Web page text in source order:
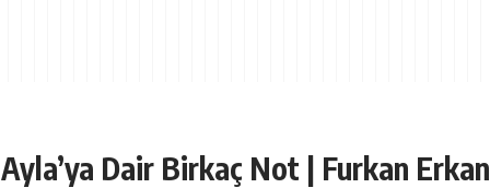
Ayla’ya Dair Birkaç Not | Furkan Erkan